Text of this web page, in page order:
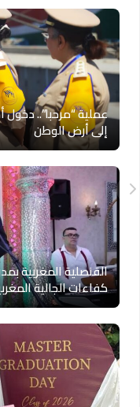
إلى أرض الوطن
القنصلية المغربية
كفاءات الجالية